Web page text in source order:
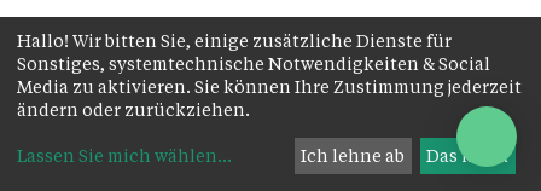
Hallo! Wir bitten Sie, einige zusätzliche Dienste für
Sonstiges, systemtechnische Notwendigkeiten & Social
Media zu aktivieren. Sie können Ihre Zustimmung jederzeit
ändern oder zurückziehen.
Lassen Sie mich wählen... Ich lehne ab Das ist ok